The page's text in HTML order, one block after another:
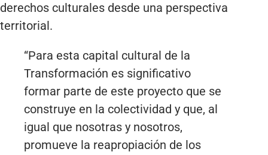
derechos culturales desde una perspectiva
territorial.
“Para esta capital cultural de la
Transformación es significativo
formar parte de este proyecto que se
construye en la colectividad y que, al
igual que nosotras y nosotros,
promueve la reapropiación de los